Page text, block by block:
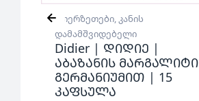
ეთერზეთები,კანის
დამამშვიდებელი
Didier | დიდიე |
აბაზანის მარგალიტი
გერმანიუმით | 15
კაფსულა